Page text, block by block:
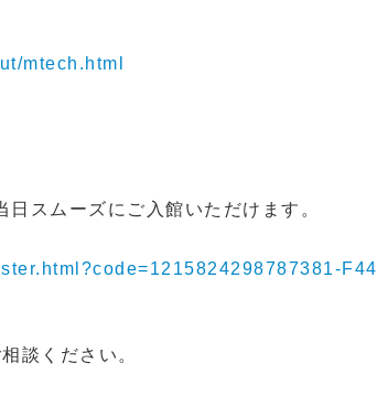
mtech.html
スムーズにご入館いただけます。
F44
談ください。